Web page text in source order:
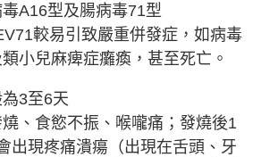
A16型及腸病毒71型
較易引致嚴重併發症，如病毒
小兒麻痺症癱瘓，甚至死亡。
為3至6天
燒、食慾不振、喉嚨痛；發燒後1
出現疼痛潰瘍（出現在舌頭、牙